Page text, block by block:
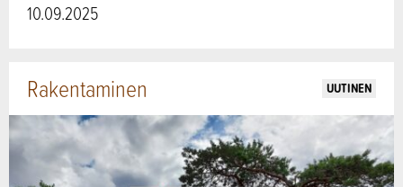
10.09.2025
Rakentaminen UUTINEN